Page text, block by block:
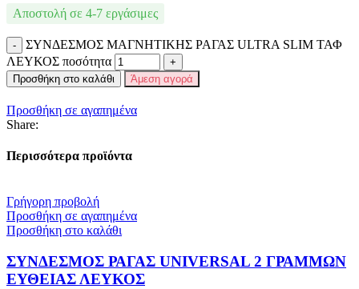
Αποστολή σε 4-7 εργάσιμες
ΣΥΝΔΕΣΜΟΣ ΜΑΓΝΗΤΙΚΗΣ ΡΑΓΑΣ ULTRA SLIM ΤΑΦ
ΛΕΥΚΟΣ ποσότητα
Προσθήκη στο καλάθι Άμεση αγορά
Προσθήκη σε αγαπημένα
Share:
Περισσότερα προϊόντα
Γρήγορη προβολή
Προσθήκη σε αγαπημένα
Προσθήκη στο καλάθι
ΣΥΝΔΕΣΜΟΣ ΡΑΓΑΣ UNIVERSAL 2 ΓΡΑΜΜΩΝ
ΕΥΘΕΙΑΣ ΛΕΥΚΟΣ